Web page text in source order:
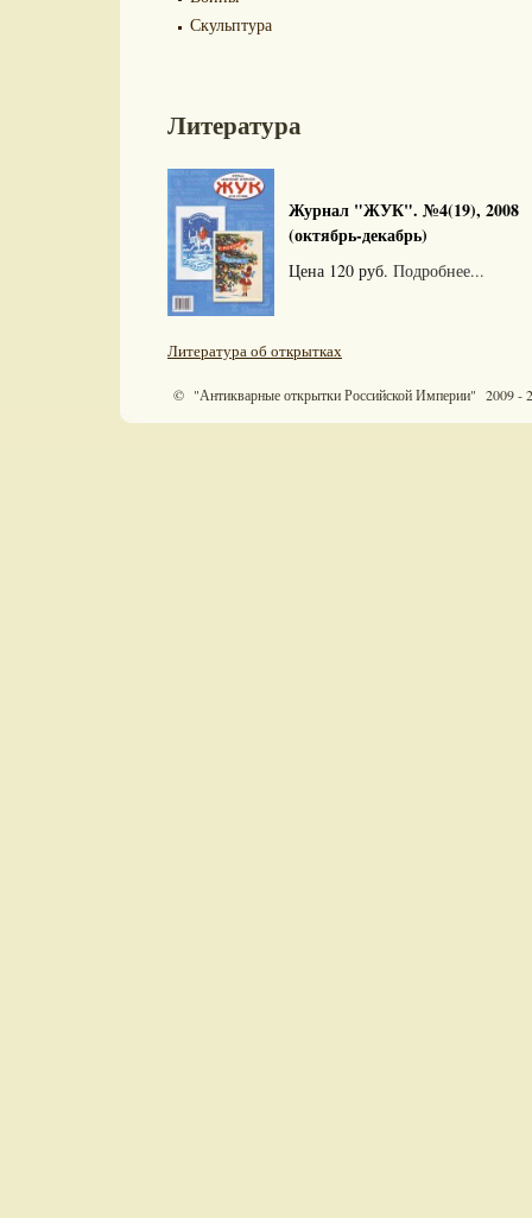
Скульптура
Литература
Журнал "ЖУК". №4(19), 2008
(октябрь-декабрь)
Цена 120 руб. Подробнее...
Литература об открытках
© "Антикварные открытки Российской Империи" 2009 -